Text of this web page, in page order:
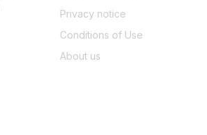
Privacy notice
Conditions of Use
About us